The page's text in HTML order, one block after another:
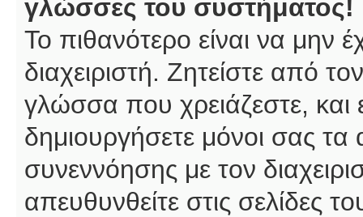
γλώσσες του συστήματος!
Το πιθανότερο είναι να μην
διαχειριστή. Ζητείστε από
γλώσσα που χρειάζεστε, και
δημιουργήσετε μόνοι σας
συνεννόησης με τον
απευθυνθείτε στις